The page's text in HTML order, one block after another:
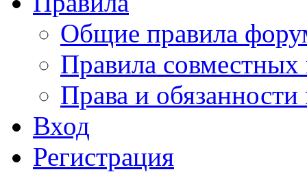
Общие правила
Правила совместных
Права и
Вход
Регистрация